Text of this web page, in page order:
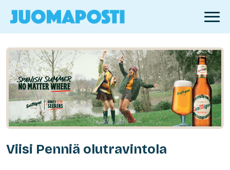
Viisi Penniä olutravintola